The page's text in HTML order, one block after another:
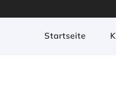
Startseite